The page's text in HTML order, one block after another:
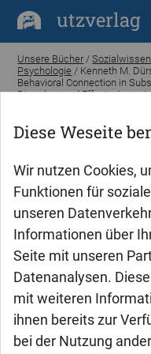
Diese Weseite
Wir nutzen Cookies,
Funktionen für
unseren
Informationen über
Seite mit unseren
Datenanalysen.
mit weiteren
ihnen bereits zur
bei der Nutzung
utzverlag
Unsere Bücher /
Psychologie / Kenneth M.
Behavioral Connection in
Disorders and Effects